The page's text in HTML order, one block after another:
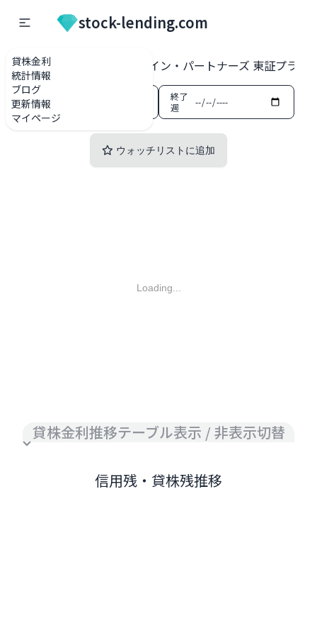
貸株金利
統計情報
ブログ
更新情報
マイページ
stock-lending.com
貸株金利一覧 3183 ウイン・パートナーズ 東証プライ
開始
週
終了
週
ウォッチリストに追加
Loading...
貸株金利推移テーブル表示 / 非表示切替
信用残・貸株残推移